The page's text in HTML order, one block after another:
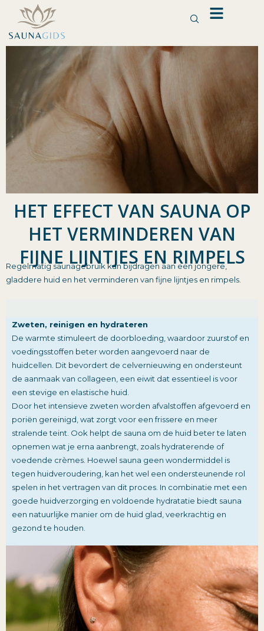
de
inhoud
HET EFFECT VAN SAUNA OP
HET VERMINDEREN VAN
FIJNE LIJNTJES EN RIMPELS
Regelmatig saunagebruik kan bijdragen aan een jongere,
gladdere huid en het verminderen van fijne lijntjes en rimpels.
Zweten, reinigen en hydrateren
De warmte stimuleert de doorbloeding, waardoor zuurstof en
voedingsstoffen beter worden aangevoerd naar de
huidcellen. Dit bevordert de celvernieuwing en ondersteunt
de aanmaak van collageen, een eiwit dat essentieel is voor
een stevige en elastische huid.
Door het intensieve zweten worden afvalstoffen afgevoerd en
poriën gereinigd, wat zorgt voor een frissere en meer
stralende teint. Ook helpt de sauna om de huid beter te laten
opnemen wat je erna aanbrengt, zoals hydraterende of
voedende crèmes. Hoewel sauna geen wondermiddel is
tegen huidveroudering, kan het wel een ondersteunende rol
spelen in het vertragen van dit proces. In combinatie met een
goede huidverzorging en voldoende hydratatie biedt sauna
een natuurlijke manier om de huid glad, veerkrachtig en
gezond te houden.